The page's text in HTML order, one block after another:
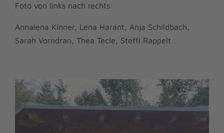
Foto von links nach rechts:
Annalena Kinner, Lena Harant, Anja Schildbach,
Sarah Vorndran, Thea Tecle, Steffi Rappelt